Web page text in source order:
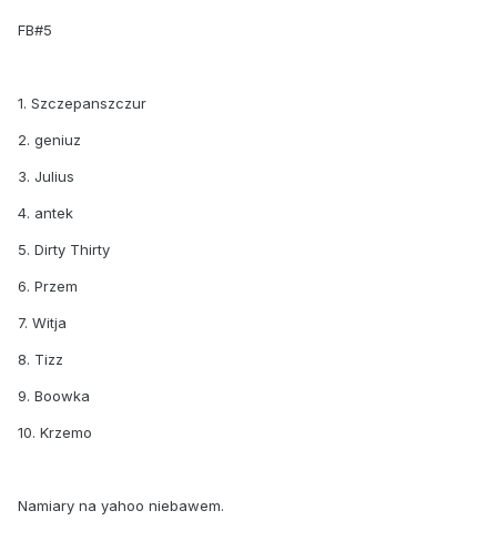
FB#5
1. Szczepanszczur
2. geniuz
3. Julius
4. antek
5. Dirty Thirty
6. Przem
7. Witja
8. Tizz
9. Boowka
10. Krzemo
Namiary na yahoo niebawem.